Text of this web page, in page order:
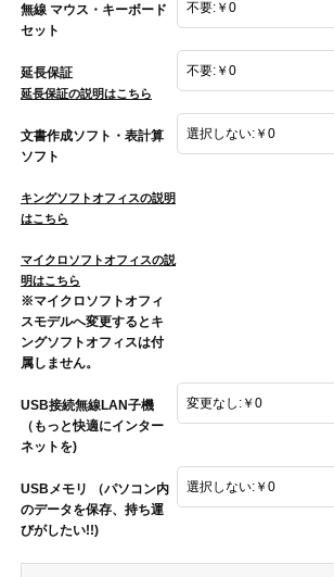
無線 マウス・キーボード
セット
延長保証
延長保証の説明はこちら
文書作成ソフト・表計算
ソフト
キングソフトオフィスの説明
はこちら
マイクロソフトオフィスの説
明はこちら
※マイクロソフトオフィ
スモデルへ変更するとキ
ングソフトオフィスは付
属しません。
USB接続無線LAN子機
（もっと快適にインター
ネットを)
USBメモリ （パソコン内
のデータを保存、持ち運
びがしたい!!)